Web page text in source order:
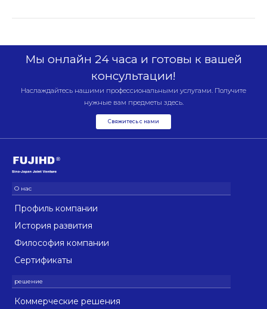
Мы онлайн 24 часа и готовы к вашей
консультации!
Наслаждайтесь нашими профессиональными услугами. Получите
нужные вам предметы здесь.
Свяжитесь с нами
Профиль компании
История развития
Философия компании
Сертификаты
Коммерческие решения